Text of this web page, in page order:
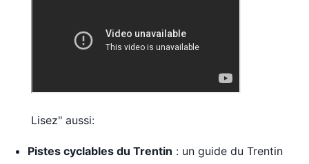
Lisez" aussi:
Pistes cyclables du Trentin : un guide du Trentin